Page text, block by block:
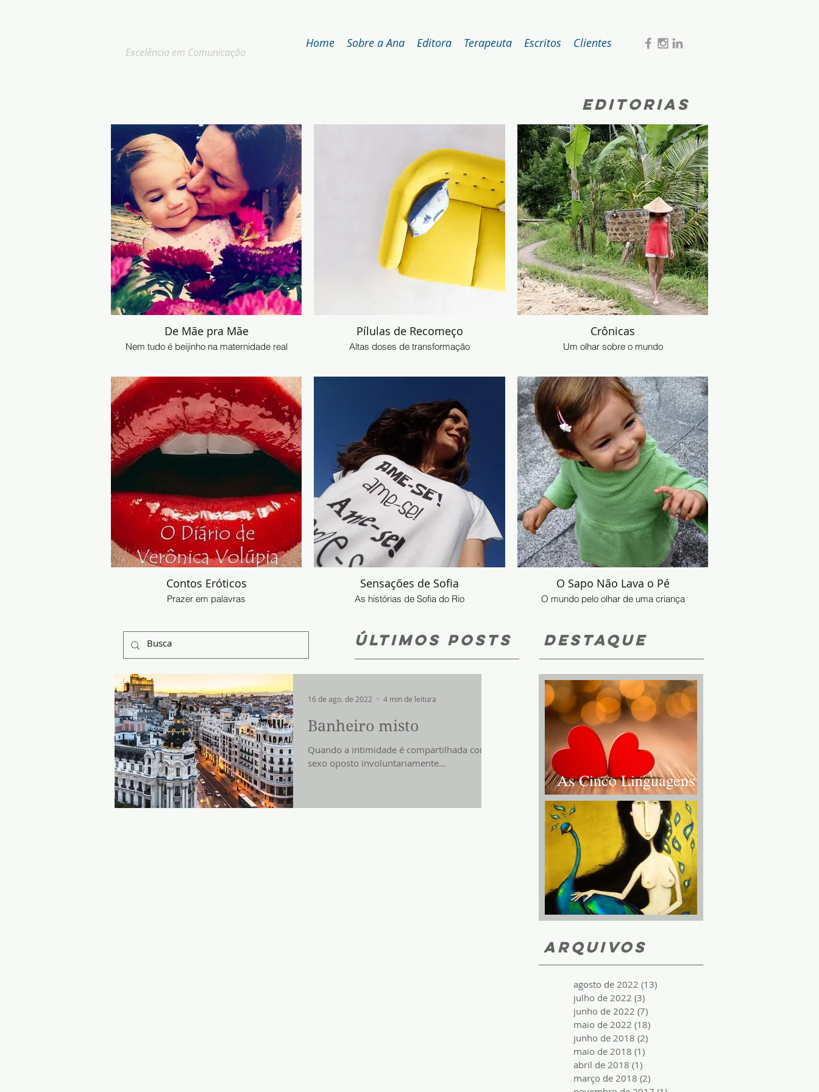
Excelência em Comunicação
Home Sobre a Ana Editora Terapeuta Escritos Clientes
editorias
De Mãe pra Mãe
Nem tudo é beijinho na maternidade real
Pílulas de Recomeço
Altas doses de transformação
Crônicas
Um olhar sobre o mundo
Contos Eróticos
Prazer em palavras
Sensações de Sofia
As histórias de Sofia do Rio
O Sapo Não Lava o Pé
O mundo pelo olhar de uma criança
ÚLTIMOS POSTS
Banheiro misto
Quando a intimidade é compartilhada com o
sexo oposto involuntariamente...
16 de ago. de 2022 4 min de leitura
Destaque
As Cinco Linguagens
do Amor
Você é única
Arquivos
agosto de 2022 (13)
julho de 2022 (3)
junho de 2022 (7)
maio de 2022 (18)
junho de 2018 (2)
maio de 2018 (1)
abril de 2018 (1)
março de 2018 (2)